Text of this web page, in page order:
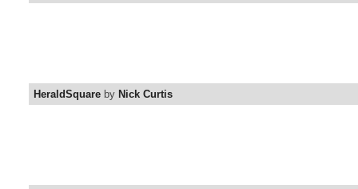
HeraldSquare by Nick Curtis